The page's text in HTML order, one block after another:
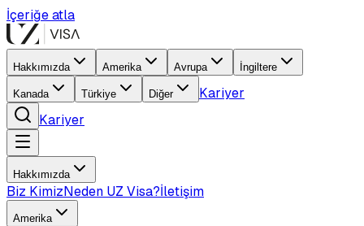
İçeriğe atla
Hakkımızda Amerika Avrupa İngiltere
Kanada Türkiye Diğer
Kariyer
Kariyer
Hakkımızda
Biz KimizNeden UZ Visa?İletişim
Amerika